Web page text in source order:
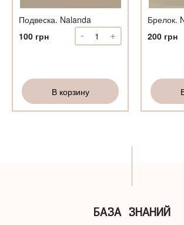
Подвеска. Nalanda
100 грн -
Количество
Подвеска.
+
В корзину
Брелок.
200 грн
БАЗА ЗНАНИЙ